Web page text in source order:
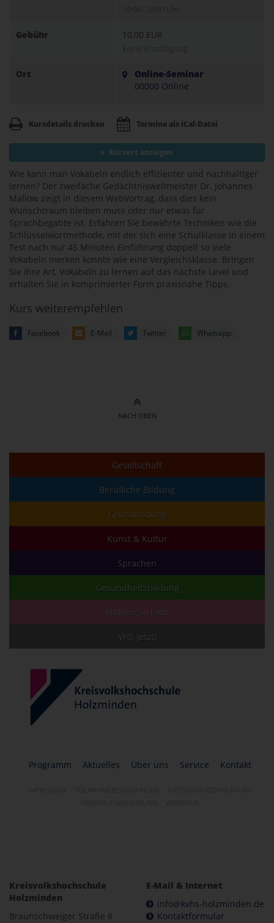
Gebühr 10,00 EUR
Ort
Online-Seminar
00000 Online
Kursdetails drucken Termine als iCal-Datei
Kursort anzeigen
Wie kann man Vokabeln endlich effizienter und nachhaltiger
lernen? Der zweifache Gedächtnisweltmeister Dr. Johannes
Mallow zeigt in diesem WebVortrag, dass dies kein
Wunschtraum bleiben muss oder nur etwas für
Sprachbegabte ist. Erfahren Sie bewährte Techniken wie die
Schlüsselwortmethode, mit der sich eine Schulklasse in einem
Test nach nur 45 Minuten Einführung doppelt so viele
Vokabeln merken konnte wie eine Vergleichsklasse. Bringen
Sie Ihre Art, Vokabeln zu lernen auf das nächste Level und
erhalten Sie in komprimierter Form praxisnahe Tipps.
Kurs weiterempfehlen
Facebook E-Mail Twitter Whatsapp
NACH OBEN
Gesellschaft
Berufliche Bildung
Grundbildung
Kunst & Kultur
Sprachen
Gesundheitsbildung
Bildungsurlaub
VHS jetzt!
Programm Aktuelles Über uns Service Kontakt
Kreisvolkshochschule
Holzminden
Braunschweiger Straße 8
E-Mail & Internet
info@kvhs-holzminden.de
Kontaktformular